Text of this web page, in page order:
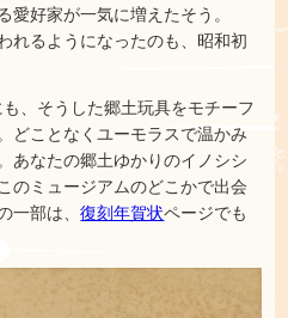
愛好家が一気に増えたそう。
れるようになったのも、昭和初
、そうした郷土玩具をモチーフ
どことなくユーモラスで温かみ
あなたの郷土ゆかりのイノシシ
のミュージアムのどこかで出会
一部は、復刻年賀状ページでも